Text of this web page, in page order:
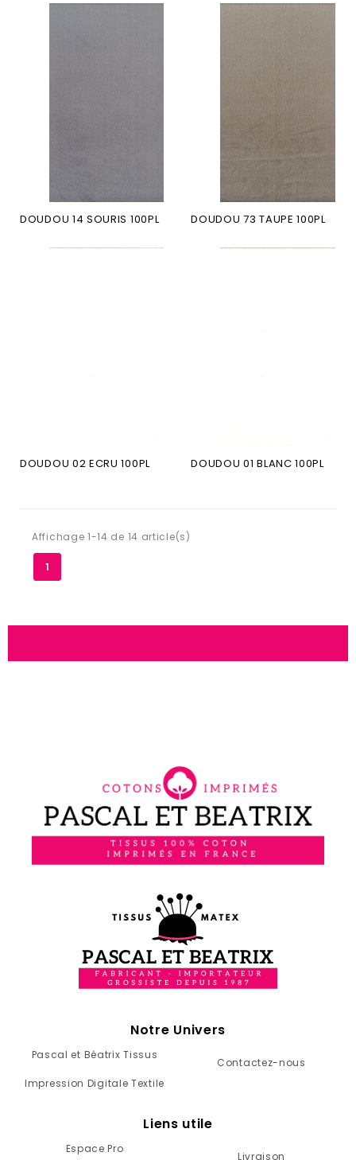
DOUDOU 14 SOURIS 100PL DOUDOU 73 TAUPE 100PL
DOUDOU 02 ECRU 100PL DOUDOU 01 BLANC 100PL
Affichage 1-14 de 14 article(s)
1
Notre Univers
Pascal et Béatrix Tissus
Impression Digitale Textile
Contactez-nous
Liens utile
Espace Pro
Livraison